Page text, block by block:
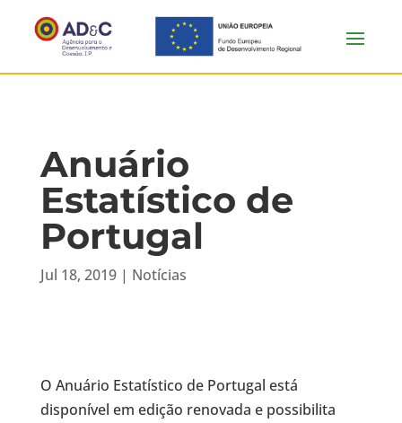
Anuário
Estatístico de
Portugal
Jul 18, 2019| Notícias
O Anuário Estatístico de Portugal está
disponível em edição renovada e possibilita